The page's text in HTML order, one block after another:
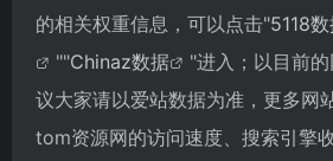
的相关权重信息，可以点击"5118
""Chinaz数据
"进入；以目前
议大家请以爱站数据为准，更多网
tom资源网的访问速度、搜索引擎